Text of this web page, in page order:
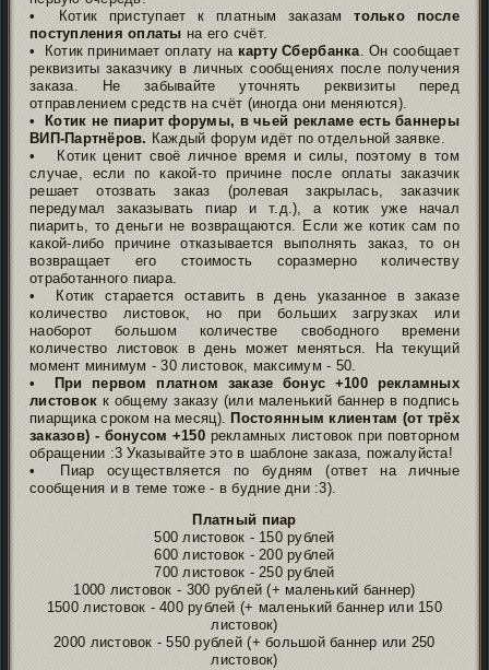
• Котик приступает к платным заказамтолько после
поступления оплаты на его счёт.
• Котик принимает оплату на карту Сбербанка. Он сообщает
реквизиты заказчику в личных сообщениях после получения
заказа. Не забывайте уточнять реквизиты перед
отправлением средств на счёт (иногда они меняются).
•
Котик не пиарит форумы, в чьей рекламе есть баннеры
ВИП-Партнёров. Каждый форум идёт по отдельной заявке.
• Котик ценит своё личное время и силы, поэтому в том
случае, если по какой-то причине после оплаты заказчик
решает отозвать заказ (ролевая закрылась, заказчик
передумал заказывать пиар и т.д.), а котик уже начал
пиарить, то деньги не возвращаются. Если же котик сам по
какой-либо причине отказывается выполнять заказ, то он
возвращает его стоимость соразмерно количеству
отработанного пиара.
• Котик старается оставить в день указанное в заказе
количество листовок, но при больших загрузках или
наоборот большом количестве свободного времени
количество листовок в день может меняться. На текущий
момент минимум - 30 листовок, максимум - 50.
•
При первом платном заказе бонус +100 рекламных
листовок к общему заказу (или маленький баннер в подпись
пиарщика сроком на месяц). Постоянным клиентам (от трёх
заказов) - бонусом +150 рекламных листовок при повторном
обращении :3 Указывайте это в шаблоне заказа, пожалуйста!
• Пиар осуществляется по будням (ответ на личные
сообщения и в теме тоже - в будние дни :3).
Платный пиар
500 листовок - 150 рублей
600 листовок - 200 рублей
700 листовок - 250 рублей
1000 листовок - 300 рублей (+ маленький баннер)
1500 листовок - 400 рублей (+ маленький баннер или 150
листовок)
2000 листовок - 550 рублей (+ большой баннер или 250
листовок)